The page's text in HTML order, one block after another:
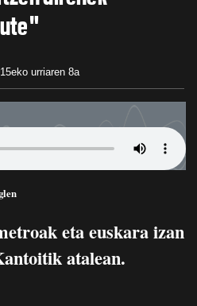
urriaren 8a
eta euskara izan
atalean.